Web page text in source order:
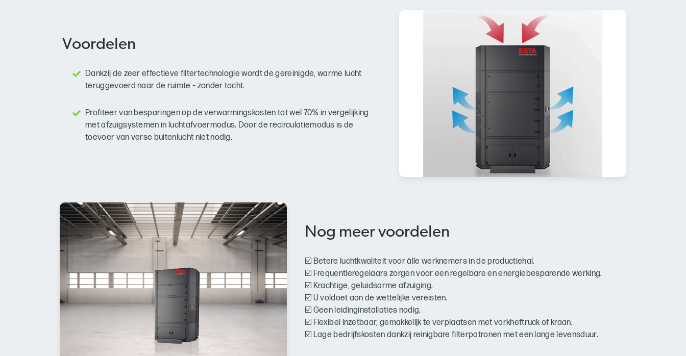
Voordelen
Dankzij de zeer effectieve filtertechnologie wordt de gereinigde, warme lucht
teruggevoerd naar de ruimte – zonder tocht.
Profiteer van besparingen op de verwarmingskosten tot wel 70% in vergelijking
met afzuigsystemen in luchtafvoermodus. Door de recirculatiemodus is de
toevoer van verse buitenlucht niet nodig.
Nog meer voordelen
☑️ Betere luchtkwaliteit voor àlle werknemers in de productiehal.
☑️ Frequentieregelaars zorgen voor een regelbare en energiebesparende werking.
☑️ Krachtige, geluidsarme afzuiging.
☑️ U voldoet aan de wettelijke vereisten.
☑️ Geen leidinginstallaties nodig.
☑️ Flexibel inzetbaar, gemakkelijk te verplaatsen met vorkheftruck of kraan.
☑️ Lage bedrijfskosten dankzij reinigbare filterpatronen met een lange levensduur.